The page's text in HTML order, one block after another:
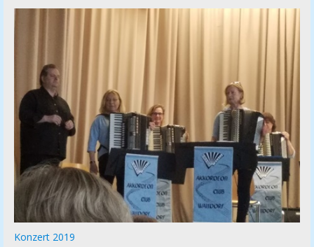
Konzert 2019